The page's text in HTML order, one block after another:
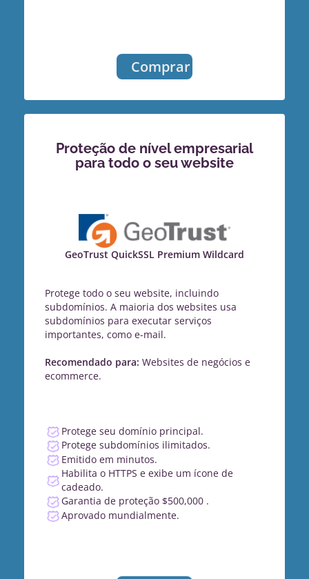
Comprar
Proteção de nível empresarial
para todo o seu website
GeoTrust QuickSSL Premium Wildcard
Protege todo o seu website, incluindo
subdomínios. A maioria dos websites usa
subdomínios para executar serviços
importantes, como e-mail.
Recomendado para: Websites de negócios e
ecommerce.
Protege seu domínio principal.
Protege subdomínios ilimitados.
Emitido em minutos.
Habilita o HTTPS e exibe um ícone de
cadeado.
Garantia de proteção $500,000 .
Aprovado mundialmente.